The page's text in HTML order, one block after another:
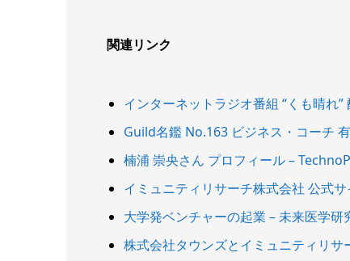
関連リンク
インターネットラジオ番組 “くも晴れ
Guild名鑑 No.163 ビジネス・コーチ
楠浦 崇央さん プロフィール –
イミュニティリサーチ株式会社 公式サ
大学発ベンチャーの起業 – 未来医学研
株式会社タウンズとイミュニティリ